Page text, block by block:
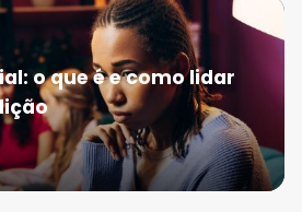
o que é e como lidar